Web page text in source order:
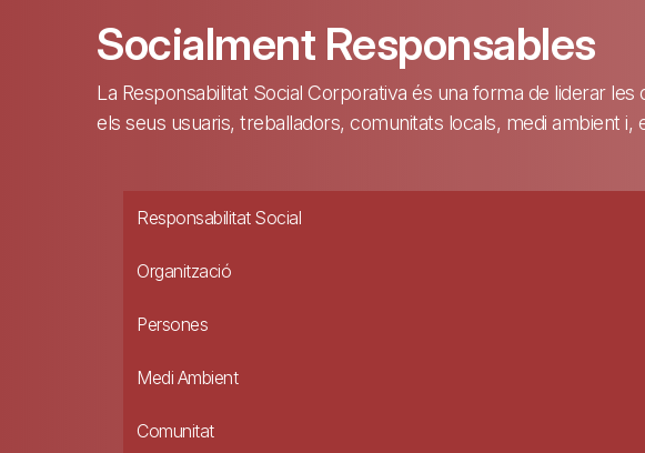
Socialment Responsables
La Responsabilitat Social Corporativa és una forma de liderar
els seus usuaris, treballadors, comunitats locals, medi ambient i,
Responsabilitat Social
Organització
Persones
Medi Ambient
Comunitat